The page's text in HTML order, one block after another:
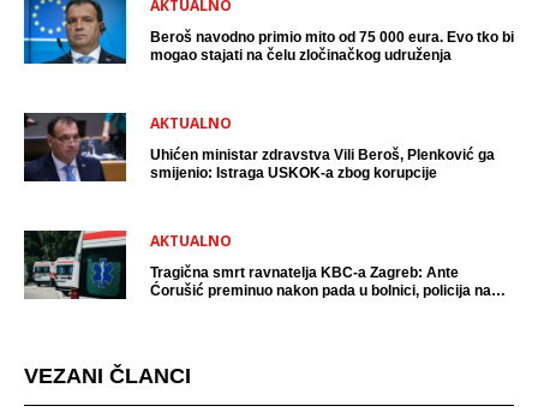
AKTUALNO
Beroš navodno primio mito od 75 000 eura. Evo tko bi
mogao stajati na čelu zločinačkog udruženja
AKTUALNO
Uhićen ministar zdravstva Vili Beroš, Plenković ga
smijenio: Istraga USKOK-a zbog korupcije
AKTUALNO
Tragična smrt ravnatelja KBC-a Zagreb: Ante
Ćorušić preminuo nakon pada u bolnici, policija na
VEZANI ČLANCI